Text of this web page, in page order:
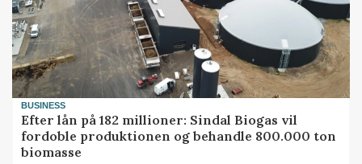
BUSINESS
Efter lån på 182 millioner: Sindal Biogas vil
fordoble produktionen og behandle 800.000 ton
biomasse